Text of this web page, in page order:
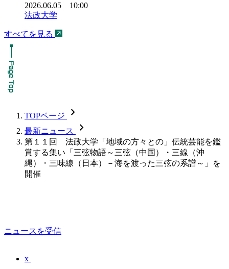
2026.06.05 10:00
法政大学
すべてを見る
TOPページ chevron_forward
最新ニュース chevron_forward
第１１回 法政大学「地域の方々との」伝統芸能を鑑
賞する集い「三弦物語～三弦（中国）・三線（沖
縄）・三味線（日本）－海を渡った三弦の系譜～」を
開催
ニュースを受信
x